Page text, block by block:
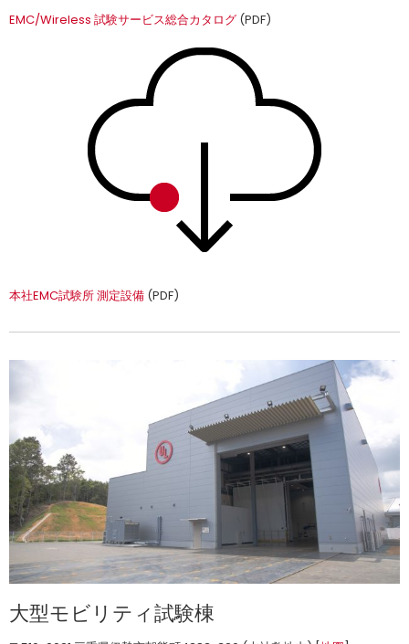
EMC/Wireless 試験サービス総合カタログ (PDF)
本社EMC試験所 測定設備 (PDF)
大型モビリティ試験棟